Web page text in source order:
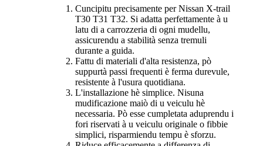
Cuncipitu precisamente per Nissan X-trail
T30 T31 T32. Si adatta perfettamente à u
latu di a carrozzeria di ogni mudellu,
assicurendu a stabilità senza tremuli
durante a guida.
Fattu di materiali d'alta resistenza, pò
suppurtà passi frequenti è ferma durevule,
resistente à l'usura quotidiana.
L'installazione hè simplice. Nisuna
mudificazione maiò di u veiculu hè
necessaria. Pò esse cumpletata aduprendu i
fori riservati à u veiculu originale o fibbie
simplici, risparmiendu tempu è sforzu.